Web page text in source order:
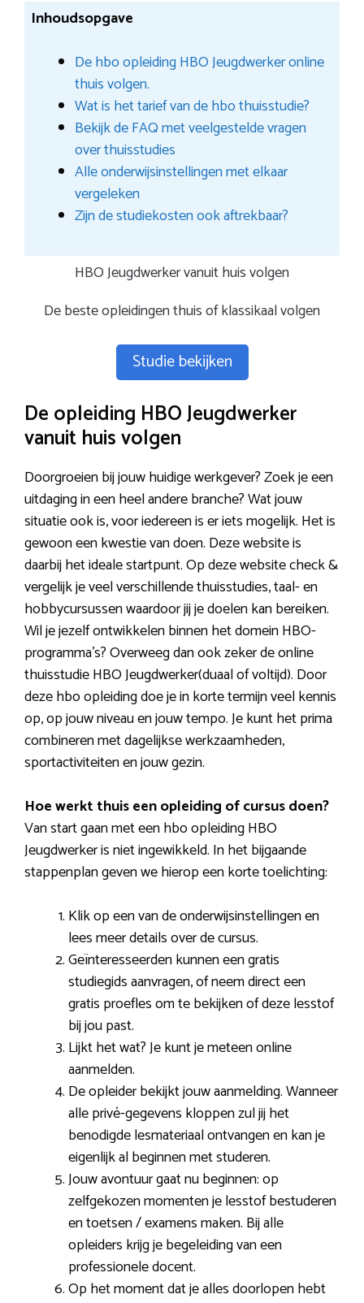
Inhoudsopgave
De hbo opleiding HBO Jeugdwerker online
thuis volgen.
Wat is het tarief van de hbo thuisstudie?
Bekijk de FAQ met veelgestelde vragen
over thuisstudies
Alle onderwijsinstellingen met elkaar
vergeleken
Zijn de studiekosten ook aftrekbaar?
HBO Jeugdwerker vanuit huis volgen
De beste opleidingen thuis of klassikaal volgen
Studie bekijken
De opleiding HBO Jeugdwerker
vanuit huis volgen
Doorgroeien bij jouw huidige werkgever? Zoek je een
uitdaging in een heel andere branche? Wat jouw
situatie ook is, voor iedereen is er iets mogelijk. Het is
gewoon een kwestie van doen. Deze website is
daarbij het ideale startpunt. Op deze website check &
vergelijk je veel verschillende thuisstudies, taal- en
hobbycursussen waardoor jij je doelen kan bereiken.
Wil je jezelf ontwikkelen binnen het domein HBO-
programma’s? Overweeg dan ook zeker de online
thuisstudie HBO Jeugdwerker(duaal of voltijd). Door
deze hbo opleiding doe je in korte termijn veel kennis
op, op jouw niveau en jouw tempo. Je kunt het prima
combineren met dagelijkse werkzaamheden,
sportactiviteiten en jouw gezin.
Hoe werkt thuis een opleiding of cursus doen?
Van start gaan met een hbo opleiding HBO
Jeugdwerker is niet ingewikkeld. In het bijgaande
stappenplan geven we hierop een korte toelichting:
Klik op een van de onderwijsinstellingen en
lees meer details over de cursus.
Geïnteresseerden kunnen een gratis
studiegids aanvragen, of neem direct een
gratis proefles om te bekijken of deze lesstof
bij jou past.
Lijkt het wat? Je kunt je meteen online
aanmelden.
De opleider bekijkt jouw aanmelding. Wanneer
alle privé-gegevens kloppen zul jij het
benodigde lesmateriaal ontvangen en kan je
eigenlijk al beginnen met studeren.
Jouw avontuur gaat nu beginnen: op
zelfgekozen momenten je lesstof bestuderen
en toetsen / examens maken. Bij alle
opleiders krijg je begeleiding van een
professionele docent.
Op het moment dat je alles doorlopen hebt